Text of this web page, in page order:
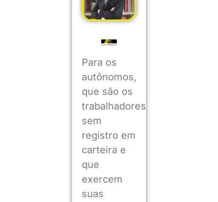
Para os
autônomos,
que são os
trabalhadores
sem
registro em
carteira e
que
exercem
suas